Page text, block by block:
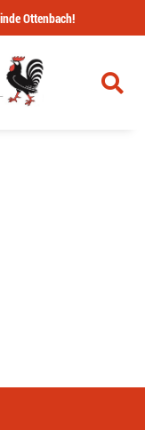
Ottenbach!